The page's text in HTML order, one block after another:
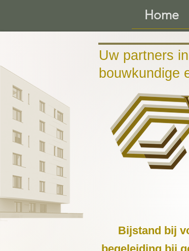
Home
Bijstand bij
Uw partners in
bouwkundige